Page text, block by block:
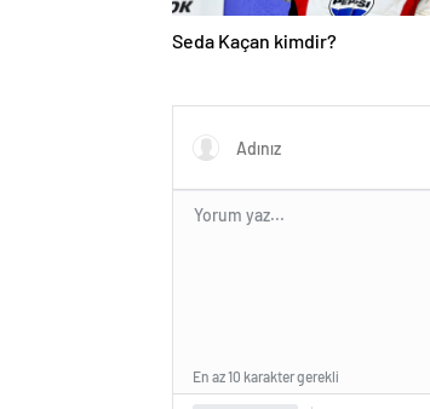
Seda Kaçan kimdir?
En az 10 karakter gerekli